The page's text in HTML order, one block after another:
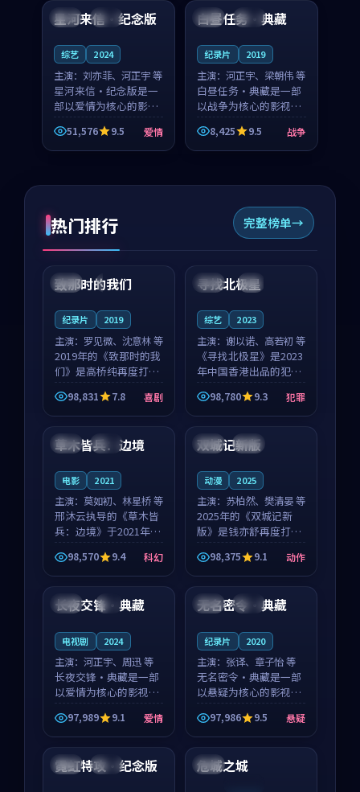
韩国 热播
星河来信·纪念版
综艺 2024
主演： 刘亦菲、河正宇 等
星河来信·纪念版是一
部以爱情为核心的影视
作品，围绕危机、反转
与人物成长展开，整体
节奏紧凑，值得推荐观
51,576 9.5 爱情
中国 独播
白昼任务·典藏
纪录片 2019
主演： 河正宇、梁朝伟 等
白昼任务·典藏是一部
以战争为核心的影视作
品，围绕危机、反转与
人物成长展开，整体节
奏紧凑，值得推荐观
8,425 9.5 战争
热门排行 完整榜单
中国 4K
99:22
致那时的我们
纪录片 2019
主演： 罗见微、沈意林 等
2019年的《致那时的我
们》是高桥纯再度打磨
的喜剧佳作。中国大陆
的取景与都市寓言的氛
围相互成就，罗见微与
沈意林的对手戏自然克
制，让整部影片在悬
98,831 7.8 喜剧
中国 4K
99:18
寻找北极星
综艺 2023
主演： 谢以诺、高若初 等
《寻找北极星》是2023
年中国香港出品的犯罪
新作，主创团队希望用
公路冒险的故事让观众
停下来想一想。谢以诺
领衔，高若初担任重要
角色，戚南柯的叙事
98,780 9.3 犯罪
泰国 独播
草木皆兵：边境
电影 2021
主演： 莫如初、林星桥 等
邢沐云执导的《草木皆
兵：边境》于2021年面
世，泰国的城市气质与
校园青春的人物心境共
同构筑了影片基调。莫
如初、林星桥用细腻的
表演撑起整部科幻电
98,570 9.4 科幻
中国 独播
双城记新版
动漫 2025
主演： 苏柏然、樊清晏 等
2025年的《双城记新
版》是钱亦舒再度打磨
的动作佳作。中国大陆
的取景与沙漠探险的氛
围相互成就，苏柏然与
樊清晏的对手戏自然克
制，让整部影片在悬念
98,375 9.1 动作
法国 4K
长夜交锋·典藏
电视剧 2024
主演： 河正宇、周迅 等
长夜交锋·典藏是一部
以爱情为核心的影视作
品，围绕危机、反转与
人物成长展开，整体节
奏紧凑，值得推荐观
看。
97,989 9.1 爱情
日本 杜比
无名密令·典藏
纪录片 2020
主演： 张译、章子怡 等
无名密令·典藏是一部
以悬疑为核心的影视作
品，围绕危机、反转与
人物成长展开，整体节
奏紧凑，值得推荐观
看。
97,986 9.5 悬疑
日本 热播
霓虹特攻·纪念版
中国
危城之城